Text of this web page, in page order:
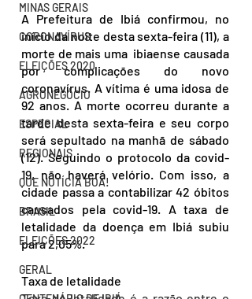
MINAS GERAIS
CORONAVÍRUS
ELEIÇÕES 2020
AGRONEGÓCIO
ESPECIAL
REGIONAIS
QUE NOTÍCIA BOA!
BRASIL
ELEIÇÕES 2022
GERAL
A Prefeitura de Ibiá confirmou, no
início da noite desta sexta-feira (11), a
morte de mais uma  ibiaense causada
por complicações do novo
coronavírus. A vítima é uma idosa de
92 anos. A morte ocorreu durante a
tarde desta sexta-feira e seu corpo
será sepultado na manhã de sábado
(12). Seguindo o protocolo da covid-
19, não haverá velório. Com isso, a
cidade passa a contabilizar 42 óbitos
causados pela covid-19. A taxa de
letalidade da doença em Ibiá subiu
para 2,05%.
Taxa de letalidade